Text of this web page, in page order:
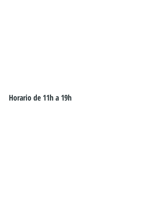
Horario de 11h a 19h